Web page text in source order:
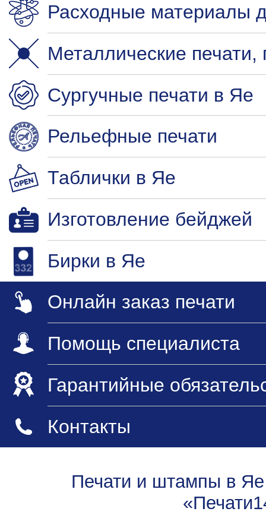
Расходные материалы
Металлические
Сургучные печати в Яе
Рельефные печати
Таблички в Яе
Изготовление бейджей
Бирки в Яе
Онлайн заказ печати
Помощь специалиста
Гарантийные
Контакты
Печати и штампы в Яе